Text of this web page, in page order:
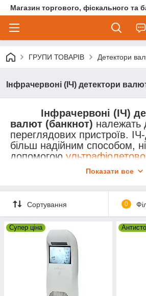
Магазин торгового, фіскального та
ГРУПИ ТОВАРІВ Детектори
Інфрачервоні (ІЧ) детектори
Інфрачервоні (ІЧ)
валют (банкнот) належать
переглядових пристроїв. ІЧ-
більш надійним способом,
допомогою
Найчастіше УФ- та ІЧ-
Як це працює? При
банкнот на їх певні ділянки
спеціальної фарби
позначки видно за
працює в ІЧ-спектрі. Сама
досить дорогою, тому її
завжди вигідне
Отже, перевірка банкноти
детектора
високу гарантію
Показати все
Сортування 0
Супер ціна